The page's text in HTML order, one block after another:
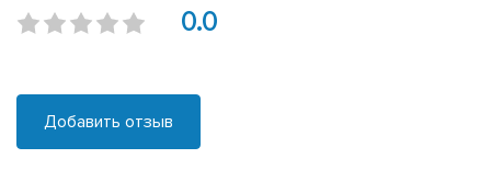
0.0
Добавить отзыв